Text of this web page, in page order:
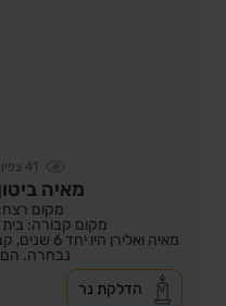
41
מאיה
מקום
מקום קבורה: בית
מאיה
נבחרה. הם
הדלקת נר